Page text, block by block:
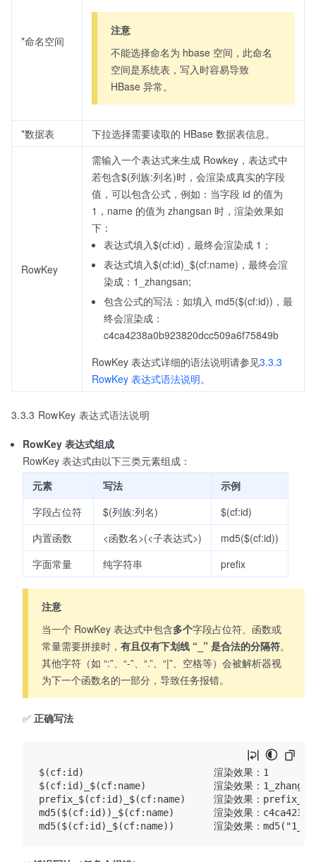
*命名空间
注意
不能选择命名为 hbase 空间，此命名
空间是系统表，写入时容易导致
HBase 异常。
*数据表 下拉选择需要读取的 HBase 数据表信息。
RowKey
需输入一个表达式来生成 Rowkey，表达式中
若包含$(列族:列名)时，会渲染成真实的字段
值，可以包含公式，例如：当字段 id 的值为
1，name 的值为 zhangsan 时，渲染效果如
下：
表达式填入$(cf:id)，最终会渲染成 1；
表达式填入$(cf:id)_$(cf:name)，最终会渲
染成：1_zhangsan;
包含公式的写法：如填入 md5($(cf:id))，最
终会渲染成：
c4ca4238a0b923820dcc509a6f75849b
RowKey 表达式详细的语法说明请参见3.3.3
RowKey 表达式语法说明。
3.3.3 RowKey 表达式语法说明
RowKey 表达式组成
RowKey 表达式由以下三类元素组成：
元素
写法
示例
字段占位符
$(列族:列名)
$(cf:id)
内置函数
<函数名>(<子表达式>)
md5($(cf:id))
字面常量
纯字符串 prefix
注意
当一个 RowKey 表达式中包含多个字段占位符、函数或
常量需要拼接时，有且仅有下划线 “_” 是合法的分隔符。
其他字符（如 “:”、“-”、“.”、“|”、空格等）会被解析器视
为下一个函数名的一部分，导致任务报错。
✅ 正确写法
$(cf:id)                       渲染效果：1
$(cf:id)_$(cf:name)            渲染效果：
prefix_$(cf:id)_$(cf:name)     渲染效果：
md5($(cf:id))_$(cf:name)       渲染效果：